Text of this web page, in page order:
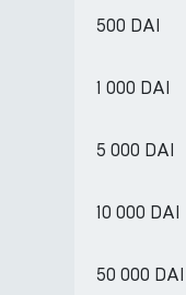
500 DAI
1 000 DAI
5 000 DAI
10 000 DAI
50 000 DAI